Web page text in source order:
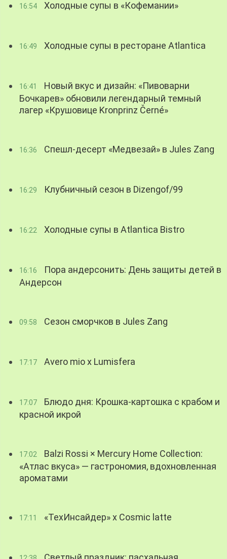
16:54 Холодные супы в «Кофемании»
16:49 Холодные супы в ресторане Atlantica
16:41
Новый вкус и дизайн: «Пивоварни
Бочкарев» обновили легендарный темный
лагер «Крушовице Kronprinz Černé»
16:36 Спешл-десерт «Медвезай» в Jules Zang
16:29 Клубничный сезон в Dizengof/99
16:22 Холодные супы в Atlantica Bistro
16:16
Пора андерсонить: День защиты детей в
Андерсон
09:58 Сезон сморчков в Jules Zang
17:17 Avero mio x Lumisfera
17:07
Блюдо дня: Крошка-картошка с крабом и
красной икрой
17:02
Balzi Rossi × Mercury Home Collection:
«Атлас вкуса» — гастрономия, вдохновленная
ароматами
17:11 «ТехИнсайдер» х Cosmic latte